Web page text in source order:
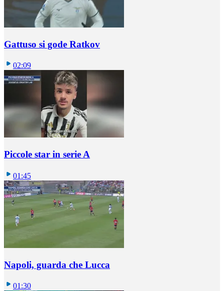
Gattuso si gode Ratkov
02:09
Piccole star in serie A
01:45
Napoli, guarda che Lucca
01:30